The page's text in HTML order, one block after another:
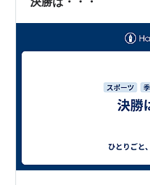
2013年 - 大学院法学研
程、大学院先端情報学
パ言語学科・アジア言
編。大学院 生命科学